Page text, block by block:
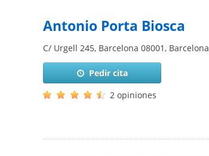
Antonio Porta Biosca
C/ Urgell 245, Barcelona 08001 , Barcelona
Pedir cita
2 opiniones